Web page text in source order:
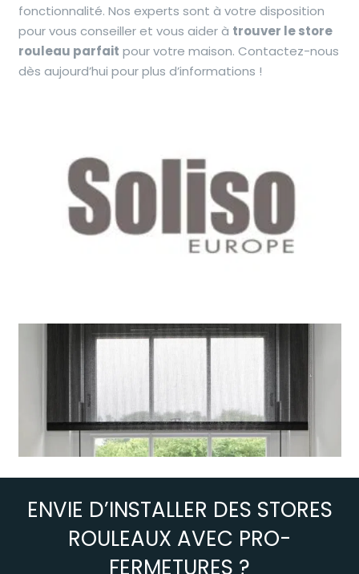
fonctionnalité. Nos experts sont à votre disposition
pour vous conseiller et vous aider à trouver le store
rouleau parfait pour votre maison. Contactez-nous
dès aujourd’hui pour plus d’informations !
ENVIE D’INSTALLER DES STORES
ROULEAUX AVEC PRO-
FERMETURES ?